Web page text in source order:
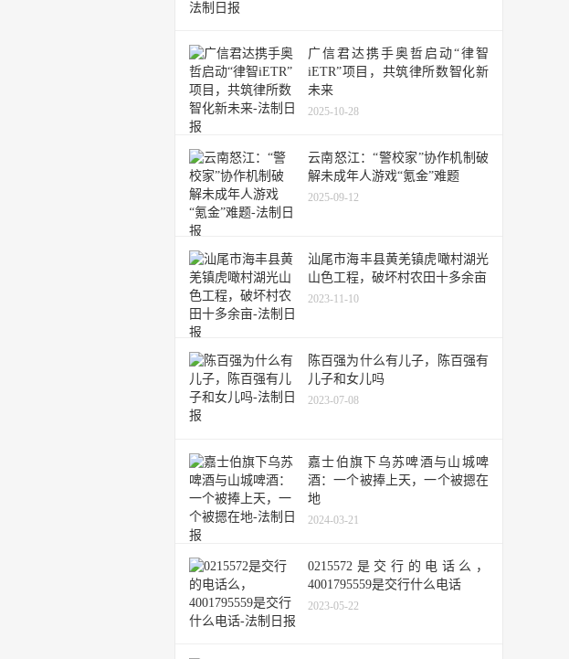
广信君达携手奥哲启动“律智
iETR”项目，共筑律所数智化新
未来
2025-10-28
云南怒江：“警校家”协作机制破
解未成年人游戏“氪金”难题
2025-09-12
汕尾市海丰县黄羌镇虎噉村湖光
山色工程，破坏村农田十多余亩
2023-11-10
陈百强为什么有儿子，陈百强有
儿子和女儿吗
2023-07-08
嘉士伯旗下乌苏啤酒与山城啤
酒：一个被捧上天，一个被摁在
地
2024-03-21
0215572是交行的电话么，
4001795559是交行什么电话
2023-05-22